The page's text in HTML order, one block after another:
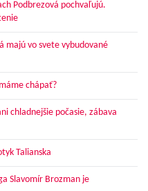
Podbrezová pochvaľujú.
majú vo svete vybudované
chápať?
chladnejšie počasie, zábava
Talianska
Slavomír Brozman je